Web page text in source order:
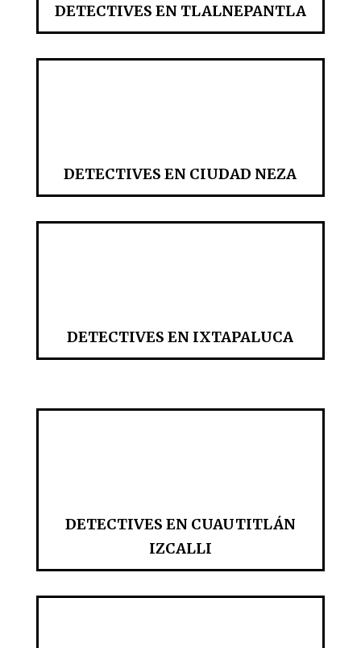
DETECTIVES EN TLALNEPANTLA
DETECTIVES EN CIUDAD NEZA
DETECTIVES EN IXTAPALUCA
DETECTIVES EN CUAUTITLÁN
IZCALLI